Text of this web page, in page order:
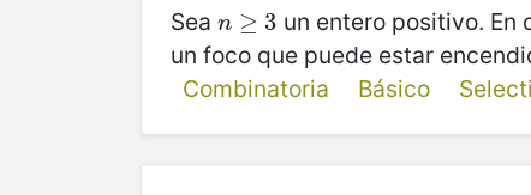
Sea n ≥ 3
n≥3 un entero positivo. En
un foco que puede estar
Combinatoria
Básico